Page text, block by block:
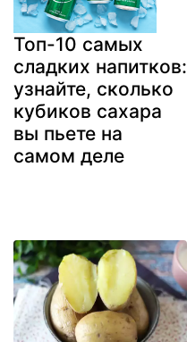
Топ-10 самых
сладких напитков:
узнайте, сколько
кубиков сахара
вы пьете на
самом деле